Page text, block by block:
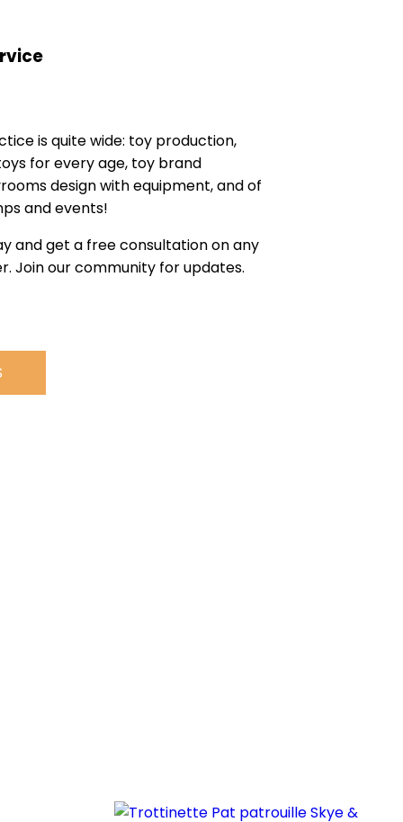
is quite wide: toy production,
for every age, toy brand
design with equipment, and of
and events!
and get a free consultation on any
Join our community for updates.